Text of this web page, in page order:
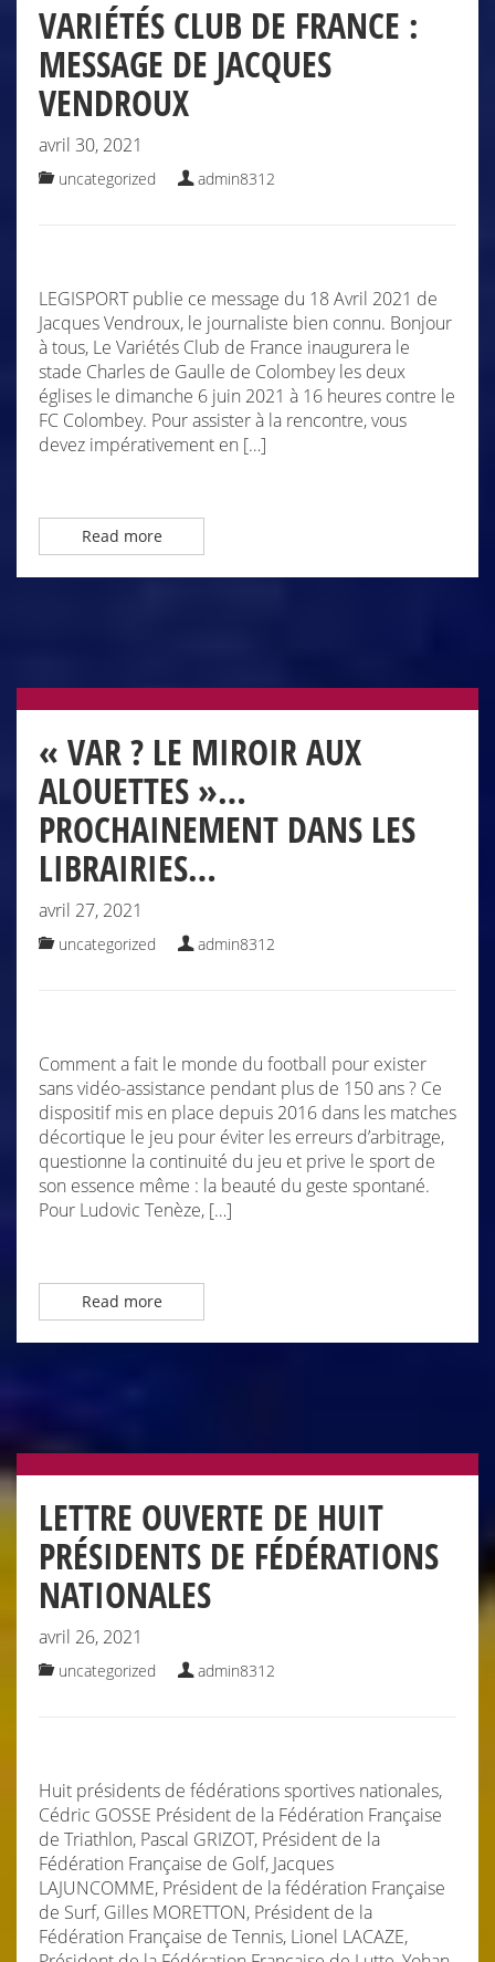
VARIÉTÉS CLUB DE FRANCE :
MESSAGE DE JACQUES
VENDROUX
avril 30, 2021
uncategorized admin8312
LEGISPORT publie ce message du 18 Avril 2021 de
Jacques Vendroux, le journaliste bien connu. Bonjour
à tous, Le Variétés Club de France inaugurera le
stade Charles de Gaulle de Colombey les deux
églises le dimanche 6 juin 2021 à 16 heures contre le
FC Colombey. Pour assister à la rencontre, vous
devez impérativement en […]
Read more
« VAR ? LE MIROIR AUX
ALOUETTES »…
PROCHAINEMENT DANS LES
LIBRAIRIES…
avril 27, 2021
uncategorized admin8312
Comment a fait le monde du football pour exister
sans vidéo-assistance pendant plus de 150 ans ? Ce
dispositif mis en place depuis 2016 dans les matches
décortique le jeu pour éviter les erreurs d’arbitrage,
questionne la continuité du jeu et prive le sport de
son essence même : la beauté du geste spontané.
Pour Ludovic Tenèze, […]
Read more
LETTRE OUVERTE DE HUIT
PRÉSIDENTS DE FÉDÉRATIONS
NATIONALES
avril 26, 2021
uncategorized admin8312
Huit présidents de fédérations sportives nationales,
Cédric GOSSE Président de la Fédération Française
de Triathlon, Pascal GRIZOT, Président de la
Fédération Française de Golf, Jacques
LAJUNCOMME, Président de la fédération Française
de Surf, Gilles MORETTON, Président de la
Fédération Française de Tennis, Lionel LACAZE,